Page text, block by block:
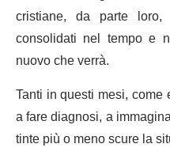
cristiane, da parte
consolidati nel tempo e
nuovo che verrà.
Tanti in questi mesi,
a fare diagnosi, a
tinte più o meno scure la